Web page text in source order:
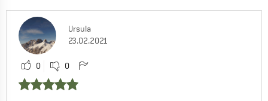
Ursula
23.02.2021
0 0